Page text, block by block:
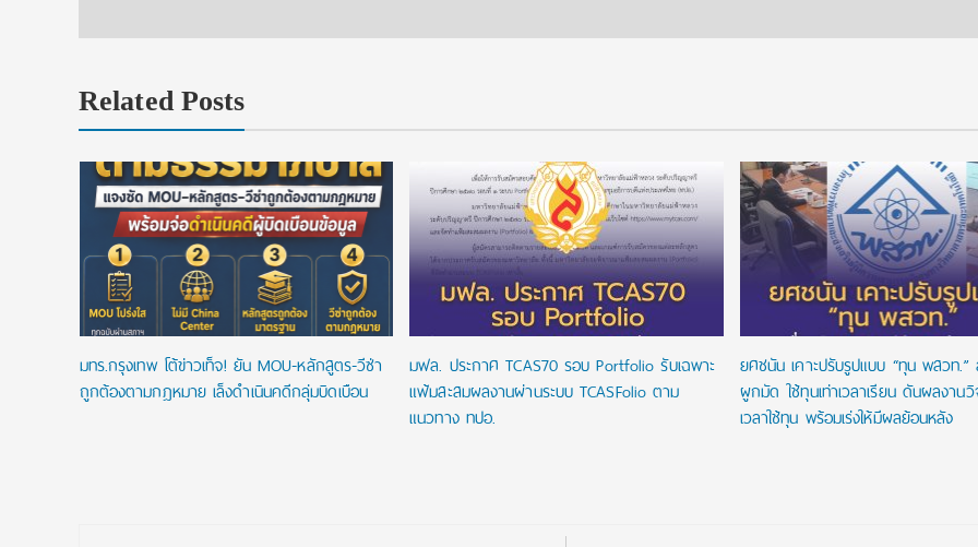
Related Posts
มทร.กรุงเทพ โต้ข่าวเท็จ! ยัน MOU-หลักสูตร-วีซ่า
ถูกต้องตามกฎหมาย เล็งดำเนินคดีกลุ่มบิดเบือน
มฟล. ประกาศ TCAS70 รอบ Portfolio รับเฉพาะ
แฟ้มสะสมผลงานผ่านระบบ TCASFolio ตาม
แนวทาง ทปอ.
ยศชนัน เคาะปรับรูปแบบ “ทุน พสวท.”
ผูกมัด ใช้ทุนเท่าเวลาเรียน ดันผลงาน
เวลาใช้ทุน พร้อมเร่งให้มีผลย้อนหลัง